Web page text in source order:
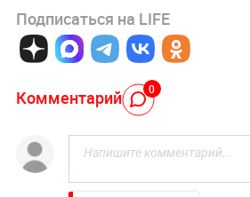
Подписаться на LIFE
Комментарий 0